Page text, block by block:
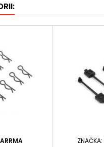
ARRMA ZNAČKA: